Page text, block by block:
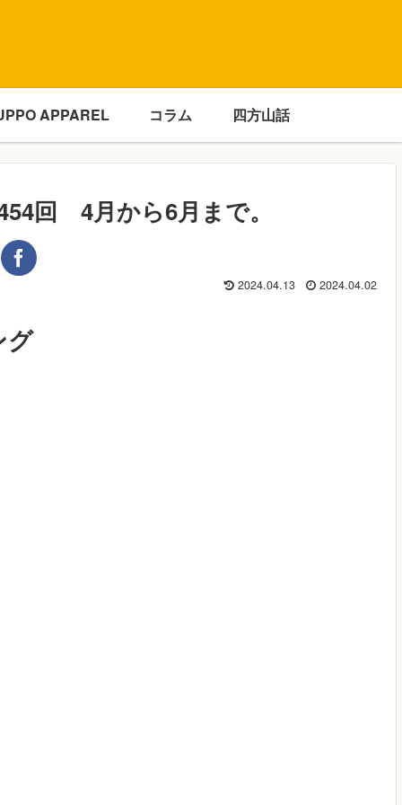
APPAREL コラム 四方山話
回 4月から6月まで。
2024.04.13 2024.04.02
グ